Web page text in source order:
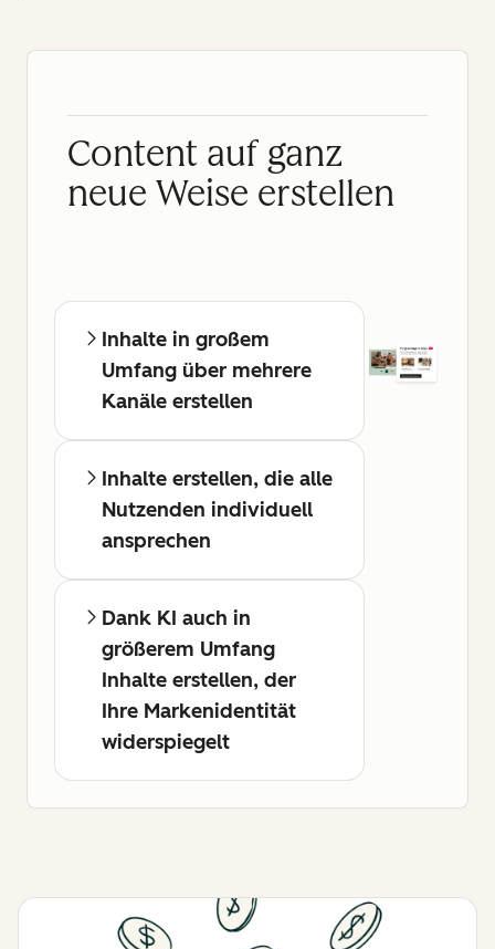
Content auf ganz
neue Weise erstellen
Inhalte in großem
Umfang über mehrere
Kanäle erstellen
Inhalte erstellen, die alle
Nutzenden individuell
ansprechen
Dank KI auch in
größerem Umfang
Inhalte erstellen, der
Ihre Markenidentität
widerspiegelt